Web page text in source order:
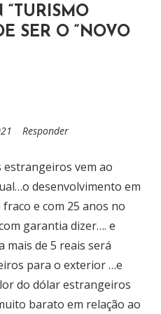
“ TURISMO
SER O “NOVO
0
:
2
Responder
estrangeiros vem ao
desenvolvimento em
e com 25 anos no
garantia dizer…. e
mais de 5 reais será
para o exterior …e
do dólar estrangeiros
barato em relação ao